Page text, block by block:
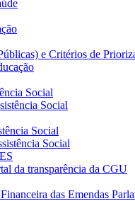
e Critérios de
Social
Social
Social
Social
da transparência da CGU
das Emendas